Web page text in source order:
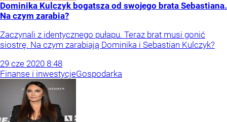
Dominika Kulczyk bogatsza od swojego brata Sebastiana.
Na czym zarabia?
Zaczynali z identycznego pułapu. Teraz brat musi gonić
siostrę. Na czym zarabiają Dominika i Sebastian Kulczyk?
29 cze 2020 8:48
Finanse i inwestycjeGospodarka